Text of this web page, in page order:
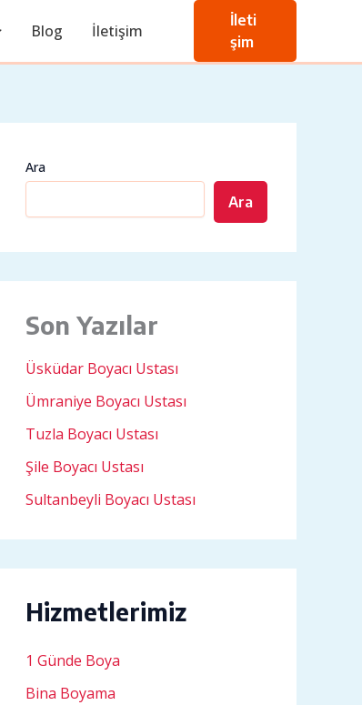
Blog İletişim
İleti
şim
Ara
Ara
Son Yazılar
Üsküdar Boyacı Ustası
Ümraniye Boyacı Ustası
Tuzla Boyacı Ustası
Şile Boyacı Ustası
Sultanbeyli Boyacı Ustası
Hizmetlerimiz
1 Günde Boya
Bina Boyama